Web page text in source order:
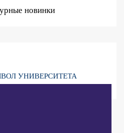
новинки
УНИВЕРСИТЕТА